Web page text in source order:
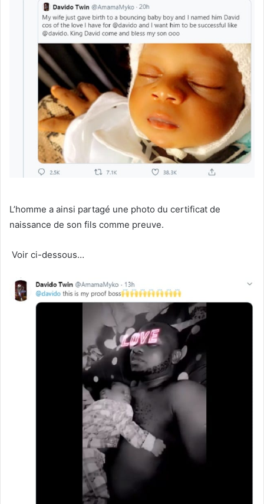
L’homme a ainsi partagé une photo du certificat de
naissance de son fils comme preuve.
Voir ci-dessous…